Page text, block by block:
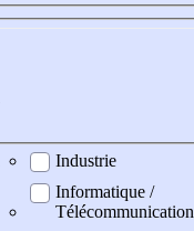
Industrie
Informatique /
Télécommunication